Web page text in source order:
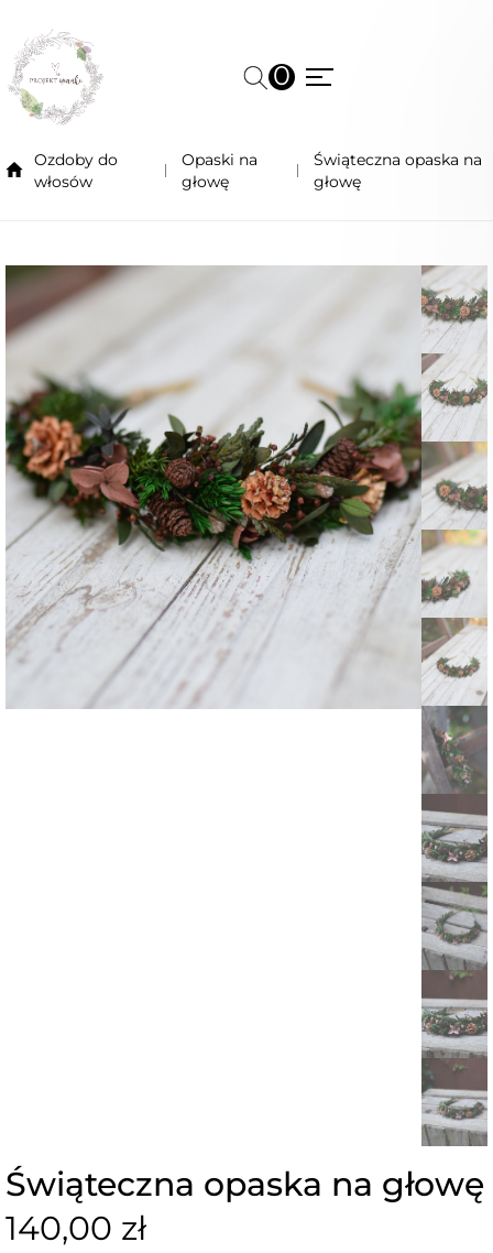
0
Ozdoby do
włosów
Opaski na
głowę
Świąteczna opaska na
głowę
Świąteczna opaska na głowę
140,00 zł